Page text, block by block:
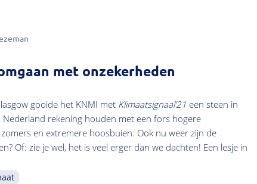
met onzekerheden
gooide het KNMI met Klimaatsignaal’21 een steen in
rekening houden met een fors hogere
en extremere hoosbuien. Ook nu weer zijn de
Of: zie je wel, het is veel erger dan we dachten! Een lesje in